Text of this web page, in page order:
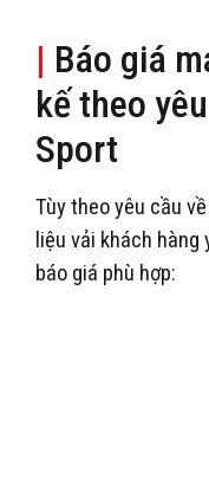
| Báo giá
kế theo
Sport
Tùy theo yêu cầu
liệu vải khách hàng
báo giá phù hợp: